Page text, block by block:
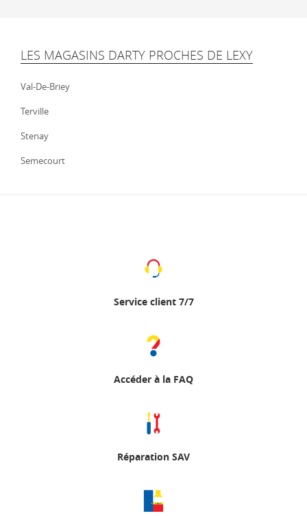
LES MAGASINS DARTY PROCHES DE LEXY
Val-De-Briey
Terville
Stenay
Semecourt
Service client 7/7
Accéder à la FAQ
Réparation SAV